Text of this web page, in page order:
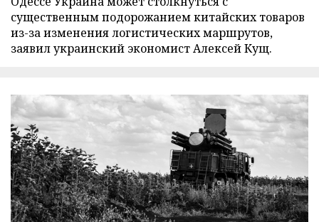
существенным подорожанием китайских товаров
из-за изменения логистических маршрутов,
заявил украинский экономист Алексей Кущ.